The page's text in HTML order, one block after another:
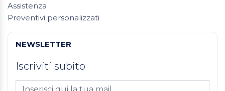
Assistenza
Preventivi personalizzati
NEWSLETTER
Iscriviti subito